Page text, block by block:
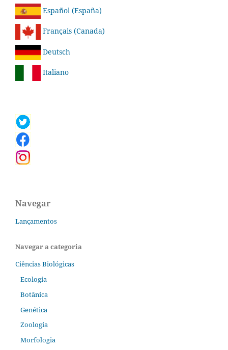
Español (España)
Français (Canada)
Deutsch
Italiano
Navegar
Lançamentos
Navegar a categoria
Ciências Biológicas
Ecologia
Botânica
Genética
Zoologia
Morfologia